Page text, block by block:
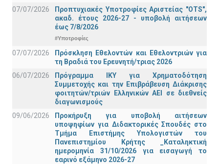
07/07/2026
Προπτυχιακές Υποτροφίες Αριστείας "OTS",
ακαδ. έτους 2026-27 - υποβολή αιτήσεων
έως 7/8/2026
#Υποτροφίες
07/07/2026
Πρόσκληση Εθελοντών και Εθελοντριών για
τη Βραδιά του Ερευνητή/τριας 2026
06/07/2026
Πρόγραμμα ΙΚΥ για Χρηματοδότηση
Συμμετοχής και την Επιβράβευση Διάκρισης
φοιτητών/τριών Ελληνικών ΑΕΙ σε διεθνείς
διαγωνισμούς
09/06/2026
Προκήρυξη για υποβολή αιτήσεων
υποψηφίων για Διδακτορικές Σπουδές στο
Τμήμα Eπιστήμης Υπολογιστών του
Πανεπιστημίου Κρήτης _Καταληκτική
ημερομηνία 31/10/2026 για εισαγωγή το
εαρινό εξάμηνο 2026-27